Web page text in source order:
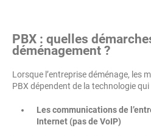
PBX : quelles
déménagement ?
Lorsque l’entreprise déménage, les
PBX dépendent de la technologie qui
Les communications de
Internet (pas de VoIP)